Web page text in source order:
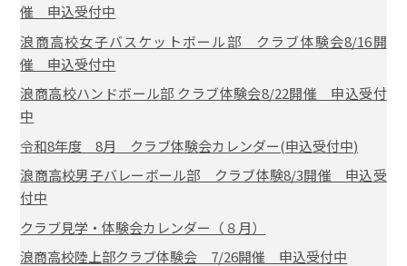
催 申込受付中
浪商高校女子バスケットボール部 クラブ体験会8/16開
催 申込受付中
浪商高校ハンドボール部 クラブ体験会8/22開催 申込受付
中
令和8年度 8月 クラブ体験会カレンダー(申込受付中)
浪商高校男子バレーボール部 クラブ体験8/3開催 申込受
付中
クラブ見学・体験会カレンダー（８月）
浪商高校陸上部クラブ体験会 7/26開催 申込受付中